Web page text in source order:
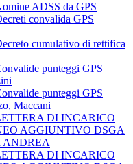
ADSS da GPS
convalida GPS
cumulativo di rettifica
punteggi GPS
punteggi GPS
Maccani
DI INCARICO
AGGIUNTIVO DSGA
ANDREA
DI INCARICO